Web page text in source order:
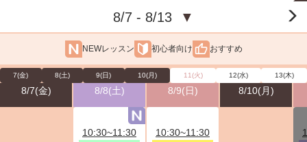
8/7 - 8/13 ▼
NEWレッスン 初心者向け おすすめ
7(金) 8(土) 9(日) 10(月) 11(火) 12(水) 13(木)
8/7(金) 8/8(土) 8/9(日) 8/10(月)
10:30~11:30 10:30~11:30